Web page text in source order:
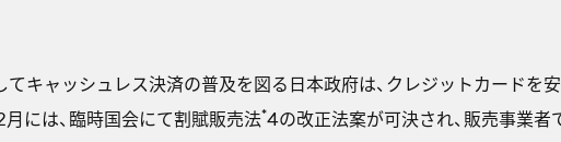
てキャッシュレス決済の普及を図る日本政府は、クレジットカードを
には、臨時国会にて割賦販売法*4の改正法案が可決され、販売事業者